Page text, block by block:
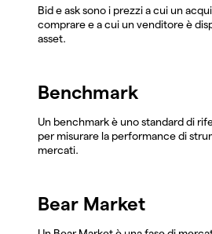
Bid e ask sono i prezzi a cui un
comprare e a cui un venditore è
asset.
Benchmark
Un benchmark è uno standard di
per misurare la performance di
mercati.
Bear Market